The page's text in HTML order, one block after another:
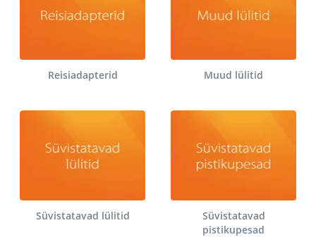
Reisiadapterid Muud lülitid
Süvistatavad lülitid
Süvistatavad
pistikupesad